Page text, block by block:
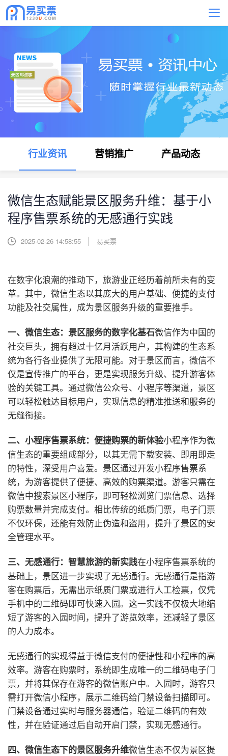
行业资讯 营销推广 产品动态
微信生态赋能景区服务升维：基于小
程序售票系统的无感通行实践
2025-02-26 14:58:55 易买票
在数字化浪潮的推动下，旅游业正经历着前所未有的变
革。其中，微信生态以其庞大的用户基础、便捷的支付
功能及社交属性，成为景区服务升级的重要推手。
一、微信生态：景区服务的数字化基石微信作为中国的
社交巨头，拥有超过十亿月活跃用户，其构建的生态系
统为各行各业提供了无限可能。对于景区而言，微信不
仅是宣传推广的平台，更是实现服务升级、提升游客体
验的关键工具。通过微信公众号、小程序等渠道，景区
可以轻松触达目标用户，实现信息的精准推送和服务的
无缝衔接。
二、小程序售票系统：便捷购票的新体验小程序作为微
信生态的重要组成部分，以其无需下载安装、即用即走
的特性，深受用户喜爱。景区通过开发小程序售票系
统，为游客提供了便捷、高效的购票渠道。游客只需在
微信中搜索景区小程序，即可轻松浏览门票信息、选择
购票数量并完成支付。相比传统的纸质门票，电子门票
不仅环保，还能有效防止伪造和盗用，提升了景区的安
全管理水平。
三、无感通行：智慧旅游的新实践在小程序售票系统的
基础上，景区进一步实现了无感通行。无感通行是指游
客在购票后，无需出示纸质门票或进行人工检票，仅凭
手机中的二维码即可快速入园。这一实践不仅极大地缩
短了游客的入园时间，提升了游览效率，还减轻了景区
的人力成本。
无感通行的实现得益于微信支付的便捷性和小程序的高
效率。游客在购票时，系统即生成唯一的二维码电子门
票，并将其保存在游客的微信账户中。入园时，游客只
需打开微信小程序，展示二维码给门禁设备扫描即可。
门禁设备通过实时与服务器通信，验证二维码的有效
性，并在验证通过后自动开启门禁，实现无感通行。
四、微信生态下的景区服务升维微信生态不仅为景区提